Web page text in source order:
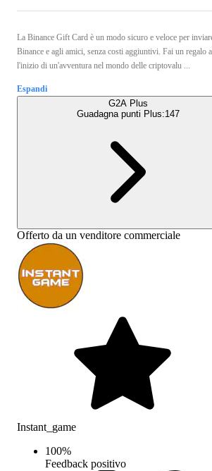
La Binance Gift Card è un modo sicuro e veloce per
Binance e agli amici, senza costi aggiuntivi. Fai un regalo
l'inizio di un'avventura nel mondo delle criptovalu ...
Espandi
G2A Plus
Guadagna punti Plus:147
Offerto da un venditore commerciale
Instant_game
100%
Feedback positivo